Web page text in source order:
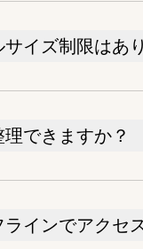
イズ制限はあ
できますか？
インでアクセ